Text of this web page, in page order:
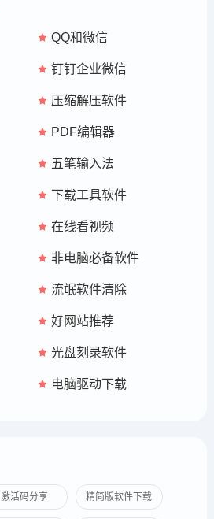
QQ和微信
钉钉企业微信
压缩解压软件
PDF编辑器
五笔输入法
下载工具软件
在线看视频
非电脑必备软件
流氓软件清除
好网站推荐
光盘刻录软件
电脑驱动下载
激活码分享 精简版软件下载